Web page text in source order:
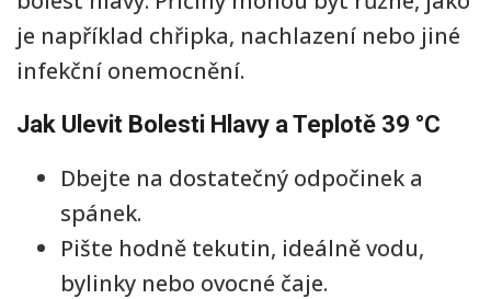
je například chřipka, nachlazení nebo jiné
infekční onemocnění.
Jak Ulevit Bolesti Hlavy a Teplotě 39 °C
Dbejte na dostatečný odpočinek a
spánek.
Pište hodně tekutin, ideálně vodu,
bylinky nebo ovocné čaje.